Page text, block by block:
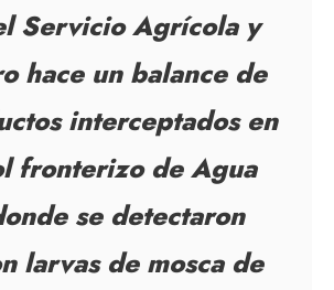
Servicio Agrícola y
hace un balance de
interceptados en
fronterizo de Agua
se detectaron
larvas de mosca de